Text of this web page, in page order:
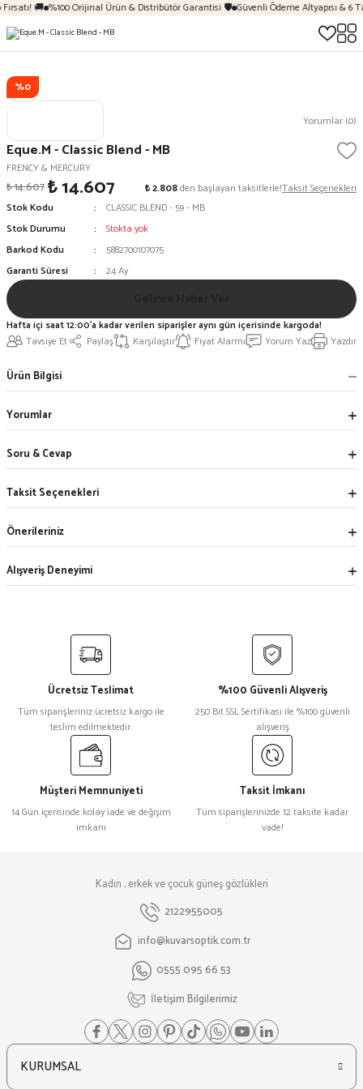
🚚 %100 Orijinal Ürün & Distribütör Garantisi 🛡️ Güvenli Ödeme Altyapısı & 6
%0
Yorumlar (0)
Eque.M - Classic Blend - MB
FRENCY & MERCURY
₺ 14.607₺ 14.607 ₺ 2.808den başlayan taksitlerle!Taksit Seçenekleri
Stok Kodu
CLASSIC BLEND - 59 - MB
Stok Durumu
Stokta yok
Barkod Kodu
5882700107075
Garanti Süresi
24 Ay
Tavsiye Et Paylaş Karşılaştır Fiyat Alarmı Yorum Yaz Yazdır
Hafta içi saat 12:00'a kadar verilen siparişler aynı gün içerisinde kargoda!
Ürün Bilgisi
Yorumlar
Soru & Cevap
Taksit Seçenekleri
Önerileriniz
Alışveriş Deneyimi
Ücretsiz Teslimat
Tüm siparişleriniz ücretsiz kargo ile
teslim edilmektedir.
%100 Güvenli Alışveriş
250 Bit SSL Sertifikası ile %100 güvenli
alışveriş
Müşteri Memnuniyeti
14 Gün içerisinde kolay iade ve değişim
imkanı
Taksit İmkanı
Tüm siparişlerinizde 12 taksite kadar
vade!
Kadın , erkek ve çocuk güneş gözlükleri
2122955005
info@kuvarsoptik.com.tr
0555 095 66 53
İletişim Bilgilerimiz
KURUMSAL